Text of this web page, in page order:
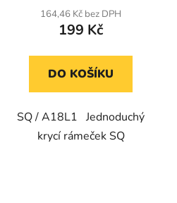
164,46 Kč bez DPH
199 Kč
DO KOŠÍKU
SQ / A18L1 Jednoduchý
krycí rámeček SQ